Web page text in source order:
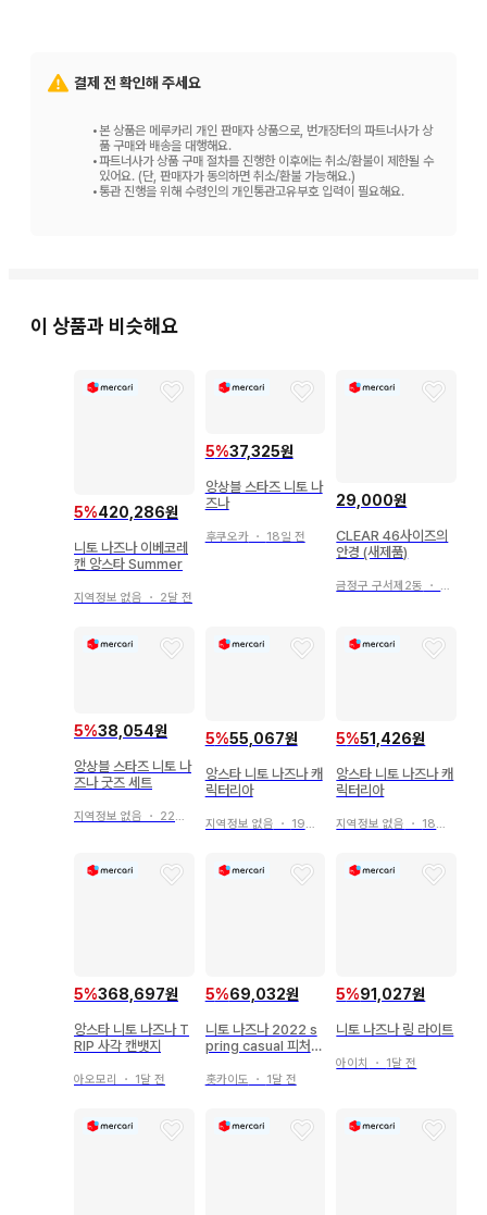
결제 전 확인해 주세요
•본 상품은 메루카리 개인 판매자 상품으로, 번개장터의 파트너사가 상
품 구매와 배송을 대행해요.
•파트너사가 상품 구매 절차를 진행한 이후에는 취소/환불이 제한될 수
있어요. (단, 판매자가 동의하면 취소/환불 가능해요.)
•통관 진행을 위해 수령인의 개인통관고유부호 입력이 필요해요.
이 상품과 비슷해요
5%420,286원
니토 나즈나 이베코레
캔 앙스타 Summer
지역정보 없음 ・ 2달 전
5%37,325원
앙상블 스타즈 니토 나
즈나
후쿠오카・ 18일 전
29,000원
CLEAR 46사이즈의
안경 (새제품)
금정구 구서제2동 ・ 3일 전
5%38,054원
앙상블 스타즈 니토 나
즈나 굿즈 세트
지역정보 없음 ・ 22일 전
5%55,067원
앙스타 니토 나즈나 캐
릭터리아
지역정보 없음 ・ 19일 전
5%51,426원
앙스타 니토 나즈나 캐
릭터리아
지역정보 없음 ・ 18일 전
5%368,697원
앙스타 니토 나즈나 T
RIP 사각 캔뱃지
아오모리 ・ 1달 전
5%69,032원
니토 나즈나 2022 s
pring casual 피처
홋카이도 ・ 1달 전
5%91,027원
니토 나즈나 링 라이트
아이치 ・ 1달 전